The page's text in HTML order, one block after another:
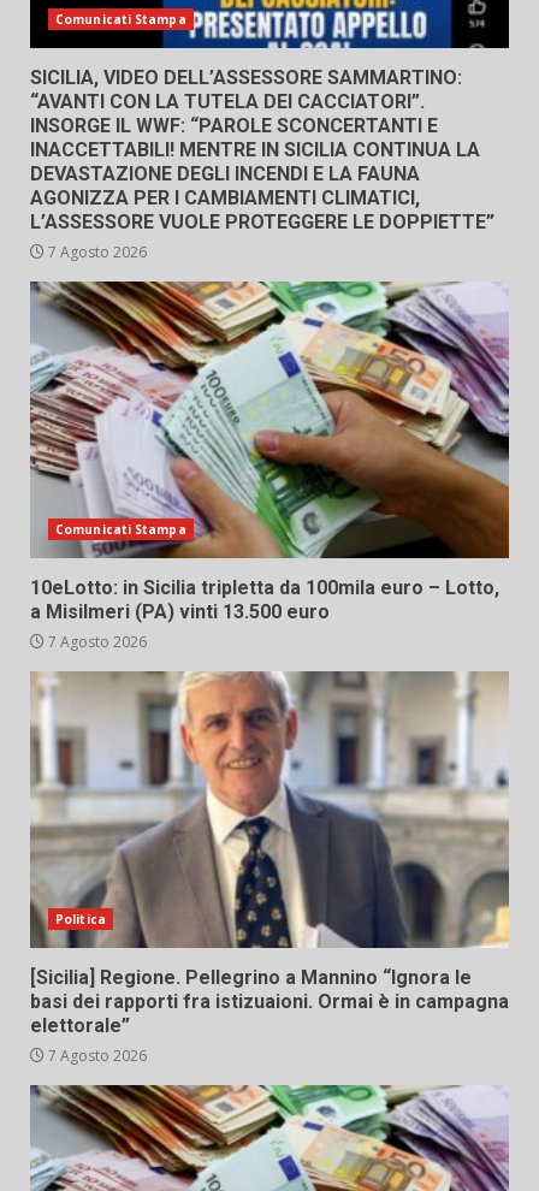
Comunicati Stampa
SICILIA, VIDEO DELL’ASSESSORE SAMMARTINO:
“AVANTI CON LA TUTELA DEI CACCIATORI”.
INSORGE IL WWF: “PAROLE SCONCERTANTI E
INACCETTABILI! MENTRE IN SICILIA CONTINUA LA
DEVASTAZIONE DEGLI INCENDI E LA FAUNA
AGONIZZA PER I CAMBIAMENTI CLIMATICI,
L’ASSESSORE VUOLE PROTEGGERE LE DOPPIETTE”
7 Agosto 2026
Comunicati Stampa
10eLotto: in Sicilia tripletta da 100mila euro – Lotto,
a Misilmeri (PA) vinti 13.500 euro
7 Agosto 2026
Politica
[Sicilia] Regione. Pellegrino a Mannino “Ignora le
basi dei rapporti fra istizuaioni. Ormai è in campagna
elettorale”
7 Agosto 2026